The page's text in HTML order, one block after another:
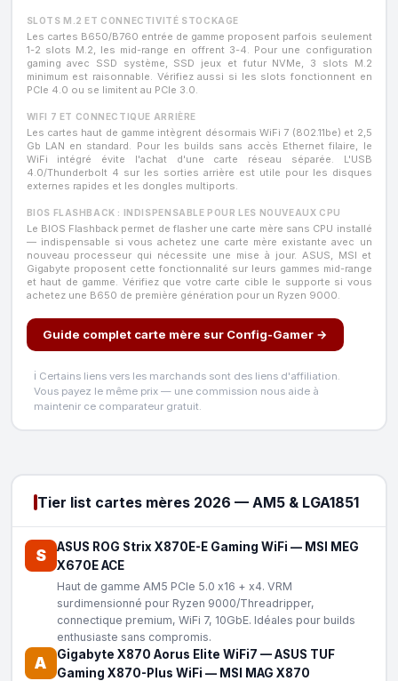
SLOTS M.2 ET CONNECTIVITÉ STOCKAGE
Les cartes B650/B760 entrée de gamme proposent parfois seulement
1-2 slots M.2, les mid-range en offrent 3-4. Pour une configuration
gaming avec SSD système, SSD jeux et futur NVMe, 3 slots M.2
minimum est raisonnable. Vérifiez aussi si les slots fonctionnent en
PCIe 4.0 ou se limitent au PCIe 3.0.
WIFI 7 ET CONNECTIQUE ARRIÈRE
Les cartes haut de gamme intègrent désormais WiFi 7 (802.11be) et 2,5
Gb LAN en standard. Pour les builds sans accès Ethernet filaire, le
WiFi intégré évite l'achat d'une carte réseau séparée. L'USB
4.0/Thunderbolt 4 sur les sorties arrière est utile pour les disques
externes rapides et les dongles multiports.
BIOS FLASHBACK : INDISPENSABLE POUR LES NOUVEAUX CPU
Le BIOS Flashback permet de flasher une carte mère sans CPU installé
— indispensable si vous achetez une carte mère existante avec un
nouveau processeur qui nécessite une mise à jour. ASUS, MSI et
Gigabyte proposent cette fonctionnalité sur leurs gammes mid-range
et haut de gamme. Vérifiez que votre carte cible le supporte si vous
achetez une B650 de première génération pour un Ryzen 9000.
Guide complet carte mère sur Config-Gamer →
ℹ️ Certains liens vers les marchands sont des liens d'affiliation.
Vous payez le même prix — une commission nous aide à
maintenir ce comparateur gratuit.
Tier list cartes mères 2026 — AM5 & LGA1851
S ASUS ROG Strix X870E-E Gaming WiFi — MSI MEG
X670E ACE
Haut de gamme AM5 PCIe 5.0 x16 + x4. VRM
surdimensionné pour Ryzen 9000/Threadripper,
connectique premium, WiFi 7, 10GbE. Idéales pour builds
enthusiaste sans compromis.
A Gigabyte X870 Aorus Elite WiFi7 —ASUS TUF
Gaming X870-Plus WiFi — MSI MAG X870